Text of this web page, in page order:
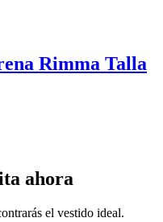
Rimma Talla
ahora
el vestido ideal.